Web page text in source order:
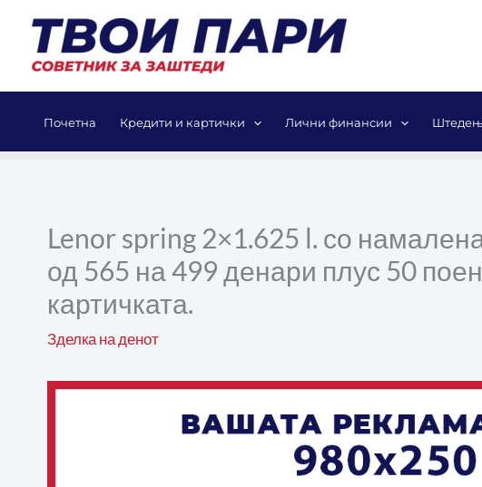
content
Почетна Кредити и картички Лични финансии
Lenor spring 2×1.625 l. со
од 565 на 499 денари плус 50
картичката.
Зделка на денот